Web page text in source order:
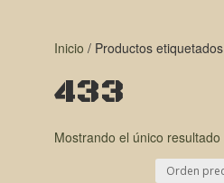
Inicio / Productos etiquetados
433
Mostrando el único resultado